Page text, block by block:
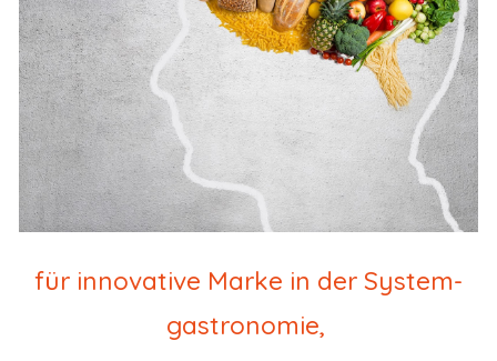
für innovative Marke in der System-
gastronomie,